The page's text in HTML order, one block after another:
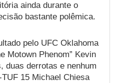
ainda durante o
bastante polêmica.
pelo UFC Oklahoma
Motown Phenom” Kevin
duas derrotas e nenhum
15 Michael Chiesa